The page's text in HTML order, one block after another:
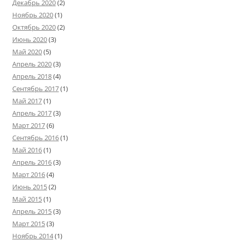
Декабрь 2020(2)
Ноябрь 2020(1)
Октябрь 2020(2)
Июнь 2020(3)
Май 2020(5)
Апрель 2020(3)
Апрель 2018(4)
Сентябрь 2017(1)
Май 2017(1)
Апрель 2017(3)
Март 2017(6)
Сентябрь 2016(1)
Май 2016(1)
Апрель 2016(3)
Март 2016(4)
Июнь 2015(2)
Май 2015(1)
Апрель 2015(3)
Март 2015(3)
Ноябрь 2014(1)